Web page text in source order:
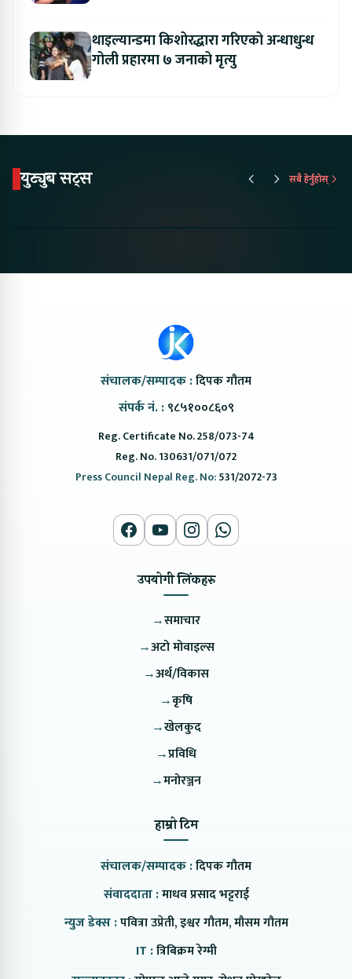
थाइल्यान्डमा किशोरद्धारा गरिएको अन्धाधुन्ध
गोली प्रहारमा ७ जनाको मृत्यु
युट्युब सट्स सबै हेर्नुहोस्
संचालक/सम्पादक :दिपक गौतम
संपर्क नं. : ९८५१००८६०९
Reg. Certificate No. 258/073-74
Reg. No. 130631/071/072
Press Council Nepal Reg. No:531/2072-73
उपयोगी लिंकहरु
→समाचार
→अटो मोवाइल्स
→अर्थ/विकास
→कृषि
→खेलकुद
→प्रविधि
→मनोरञ्जन
हाम्रो टिम
संचालक/सम्पादक :दिपक गौतम
संवाददाता :माधव प्रसाद भट्टराई
न्युज डेक्स :पवित्रा उप्रेती, इश्वर गौतम, मौसम गौतम
IT :त्रिबिक्रम रेग्मी